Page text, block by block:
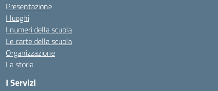
Presentazione
I luoghi
I numeri della scuola
Le carte della scuola
Organizzazione
La storia
I Servizi